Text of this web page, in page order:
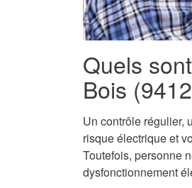
Quels
Bois
Un contrôle régulier,
risque électrique et
Toutefois, personne
dysfonctionnement